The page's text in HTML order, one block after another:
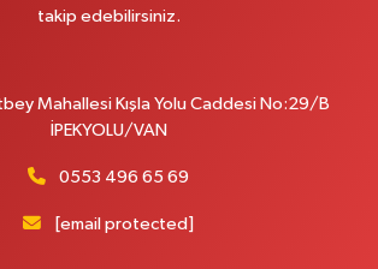
yanı. İpekyolu. Hatuniye mahallesi terzioğlu, Eski
Yol Tarifi Al
takip edebilirsiniz.
Mahallesi Kışla Yolu Caddesi No:29/B
İPEKYOLU/VAN
0553 496 65 69
[email protected]